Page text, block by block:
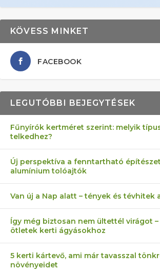
AZ ÖNELLÁTÁS 13 PONTJA
KEZDŐKNEK
6 LEGJOBB NÖVÉNY
ELLEN
FÉLREÉRTETT
TÉRKŐ ÉS MURVA
AKI ELDOBÁLJA A
AZ EGY KÖ…
MÁRPEDIG A TŰZIJÁTÉK
KÖVESS MINKET
FACEBOOK
LEGUTÓBBI BEJEGYTÉSEK
Fűnyírók kertméret szerint: melyik
telkedhez?
Új perspektíva a fenntartható
alumínium tolóajtók
Van új a Nap alatt – tények és tévhitek
Így még biztosan nem ültettél virágot
ötletek kerti ágyásokhoz
5 kerti kártevő, ami már tavasszal
növényeidet